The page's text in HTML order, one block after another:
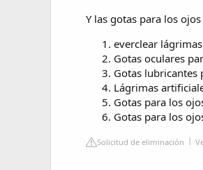
Y las gotas para los
everclear
Gotas oculares
Gotas lubricantes
Lágrimas
Gotas para los
Gotas para los
Solicitud de eliminación